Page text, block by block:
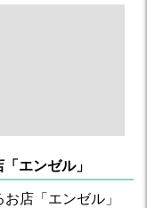
エンゼル」